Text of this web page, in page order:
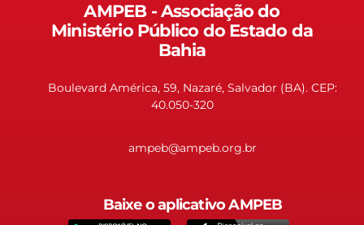
AMPEB - Associação do
Ministério Público do Estado da
Bahia
Boulevard América, 59, Nazaré, Salvador (BA). CEP:
40.050-320
ampeb@ampeb.org.br
Baixe o aplicativo AMPEB